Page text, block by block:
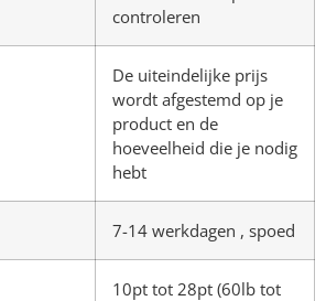
controleren
De uiteindelijke prijs
wordt afgestemd op je
product en de
hoeveelheid die je nodig
hebt
7-14 werkdagen , spoed
10pt tot 28pt (60lb tot